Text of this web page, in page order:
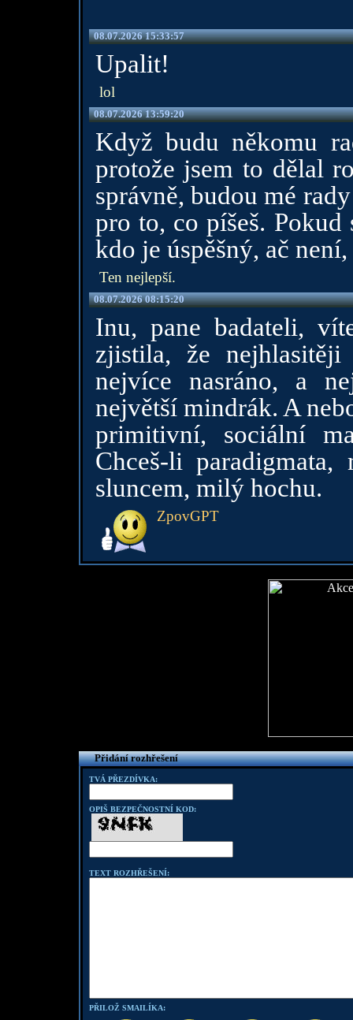
08.07.2026 15:33:57
Upalit!
lol
08.07.2026 13:59:20
Když budu někomu
protože jsem to dělal
správně, budou mé
pro to, co píšeš.
kdo je úspěšný, ač
Ten nejlepší.
08.07.2026 08:15:20
Inu, pane badateli,
zjistila, že
nejvíce nasráno, a
největší mindrák. A
primitivní, sociální
Chceš-li
sluncem, milý hochu.
ZpovGPT
Přidání rozhřešení
TVÁ PŘEZDÍVKA:
OPIŠ BEZPEČNOSTNÍ KOD:
TEXT ROZHŘEŠENÍ:
PŘILOŽ SMAILÍKA: